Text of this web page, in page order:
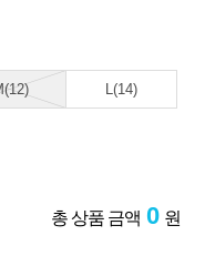
L(14)
총 상품 금액 0 원